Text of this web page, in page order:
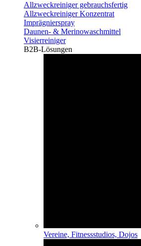
Allzweckreiniger gebrauchsfertig
Allzweckreiniger Konzentrat
Imprägnierspray
Daunen- & Merinowaschmittel
Visierreiniger
B2B-Lösungen
Vereine, Fitnessstudios, Dojos